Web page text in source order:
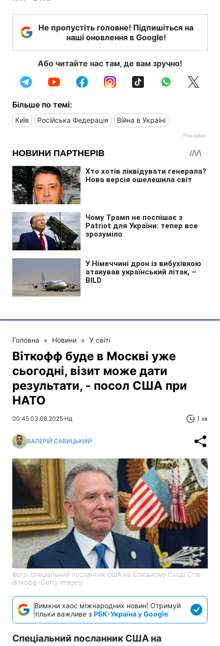
Не пропустіть головне! Підпишіться на
наші оновлення в Google!
Або читайте нас там, де вам зручно!
Більше по темі:
Київ Російська Федерація Війна в Україні
Головна » Новини » У світі
Віткофф буде в Москві уже
сьогодні, візит може дати
результати, - посол США при
НАТО
00:45 03.08.2025 Нд 1 хв
ВАЛЕРІЙ САВИЦЬКИЙ
Фото: спеціальний посланник США на Близькому Сході Стів
Віткофф (Getty Images)
Вимкни хаос міжнародних новин! Отримуй
тільки важливе з РБК-Україна у Google
Спеціальний посланник США на